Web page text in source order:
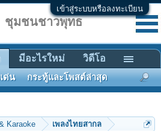
เข้าสู่ระบบหรือลงทะเบียน
Karaoke เพลงไทยสากล
ชุมชนชาวพุทธ
ด่น กระทู้และโพสต์ล่าสุด
มีอะไรใหม่ วิดีโอ